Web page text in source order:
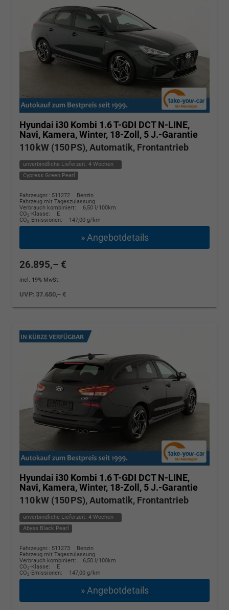
Hyundai i30 Kombi 1.6 T-GDI DCT N-LINE,
Navi, Kamera, Winter, 18-Zoll, 5 J.-Garantie
110 kW (150 PS), Automatik, Frontantrieb
unverbindliche Lieferzeit: 4 Wochen
Cypress Green Pearl
Fahrzeugnr.: 511272
Benzin
Fahrzeug mit Tageszulassung
Verbrauch kombiniert:
6,50 l/100km
CO2-Klasse:
E
CO2-Emissionen: 147,00 g/km
» Angebotdetails
26.895,– €
incl. 19% MwSt.
UVP: 37.650,– €
Hyundai i30 Kombi 1.6 T-GDI DCT N-LINE,
Navi, Kamera, Winter, 18-Zoll, 5 J.-Garantie
110 kW (150 PS), Automatik, Frontantrieb
unverbindliche Lieferzeit: 4 Wochen
Abyss Black Pearl
Fahrzeugnr.: 511273
Benzin
Fahrzeug mit Tageszulassung
Verbrauch kombiniert:
6,50 l/100km
CO2-Klasse:
E
CO2-Emissionen: 147,00 g/km
» Angebotdetails